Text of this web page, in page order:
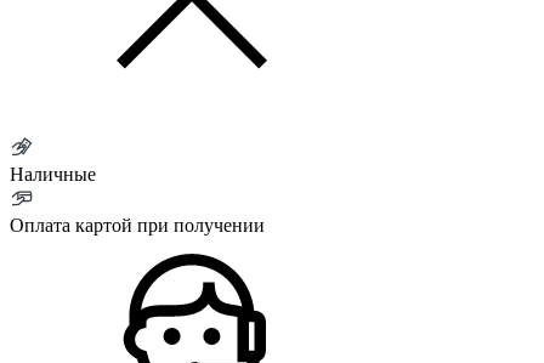
Наличные
Оплата картой при получении